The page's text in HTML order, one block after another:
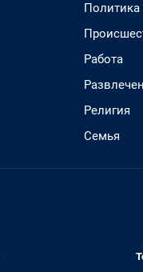
Политика
Работа
Религия
Семья